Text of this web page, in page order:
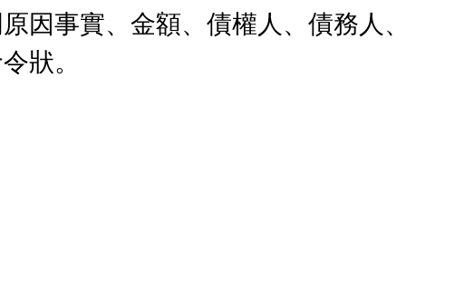
因事實、金額、債權人、債務人、
狀。